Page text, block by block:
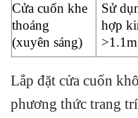
Cửa cuốn khe
thoáng
(xuyên sáng)
Sử
hợp
Lắp đặt cửa cuốn
phương thức trang